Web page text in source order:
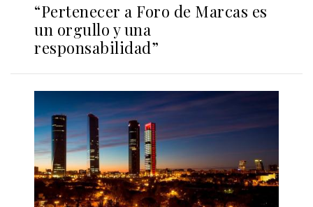
“Pertenecer a Foro de Marcas es
un orgullo y una
responsabilidad”